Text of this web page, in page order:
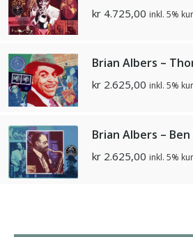
kr 4.725,00 inkl. 5%
Brian Albers –
kr 2.625,00 inkl. 5%
Brian Albers –
kr 2.625,00 inkl. 5%